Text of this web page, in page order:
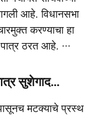
आहे. विधानसभा
करण्याचा हा
ठरत आहे. ∙∙∙
सुशेगाद...
मटक्याचे प्रस्थ